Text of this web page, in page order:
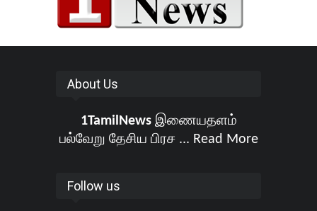
About Us
1TamilNewsஇணையதளம்
பல்வேறு தேசிய பிரச ... Read More
Follow us